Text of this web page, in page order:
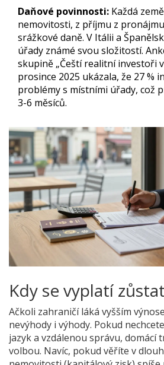
Daňové povinnosti: Každá
nemovitosti, z příjmu z
srážkové daně. V Itálii a
úřady známé svou složitostí.
skupině „Čeští realitní investoři
prosince 2025 ukázala, že 27 %
problémy s místními úřady, což
3-6 měsíců.
Kdy se vyplatí
Ačkoli zahraničí láká vyšším
nevýhody i výhody. Pokud
jazyk a vzdálenou správu, domácí
volbou. Navíc, pokud věříte v